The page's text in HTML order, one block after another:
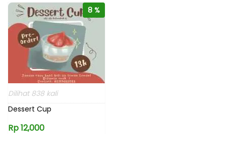
8 %
Dilihat 838 kali
Dessert Cup
Rp 12,000